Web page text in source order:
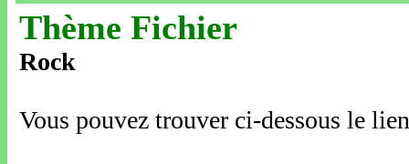
Thème Fichier
Rock
Vous pouvez trouver ci-dessous le